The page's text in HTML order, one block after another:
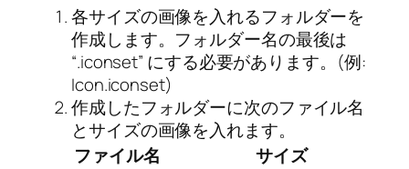
各サイズの画像を入れるフォルダーを
作成します。フォルダー名の最後は
“.iconset” にする必要があります。(例:
Icon.iconset)
作成したフォルダーに次のファイル名
とサイズの画像を入れます。
ファイル名
サイズ